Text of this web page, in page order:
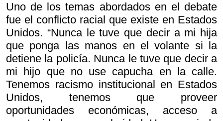
Uno de los temas abordados en el debate
fue el conflicto racial que existe en Estados
Unidos. “Nunca le tuve que decir a mi hija
que ponga las manos en el volante si la
detiene la policía. Nunca le tuve que decir a
mi hijo que no use capucha en la calle.
Tenemos racismo institucional en Estados
Unidos, tenemos que proveer
oportunidades económicas, acceso a